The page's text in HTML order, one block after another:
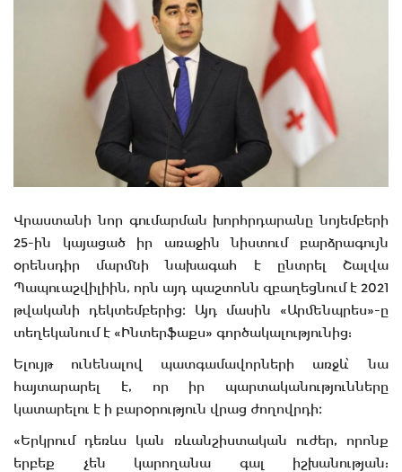
Վրաստանի նոր գումարման խորհրդարանը նոյեմբերի
25-ին կայացած իր առաջին նիստում բարձրագույն
օրենսդիր մարմնի նախագահ է ընտրել Շալվա
Պապուաշվիլիին, որն այդ պաշտոնն զբաղեցնում է 2021
թվականի դեկտեմբերից։ Այդ մասին «Արմենպրես»-ը
տեղեկանում է «Ինտերֆաքս» գործակալությունից:
Ելույթ ունենալով պատգամավորների առջև՝ նա
հայտարարել է, որ իր պարտականությունները
կատարելու է ի բարօրություն վրաց ժողովրդի։
«Երկրում դեռևս կան ռևանշիստական ​​ուժեր, որոնք
երբեք չեն կարողանա գալ իշխանության: